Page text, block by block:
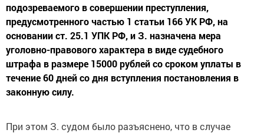
подозреваемого в совершении преступления,
предусмотренного частью 1 статьи 166 УК РФ, на
основании ст. 25.1 УПК РФ, и З. назначена мера
уголовно-правового характера в виде судебного
штрафа в размере 15000 рублей со сроком уплаты в
течение 60 дней со дня вступления постановления в
законную силу.
При этом З. судом было разъяснено, что в случае